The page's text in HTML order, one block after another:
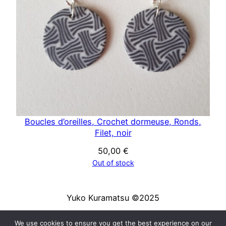
Boucles d’oreilles, Crochet dormeuse, Ronds,
Filet, noir
50,00 €
Out of stock
Yuko Kuramatsu ©2025
We use cookies to ensure you get the best experience on our